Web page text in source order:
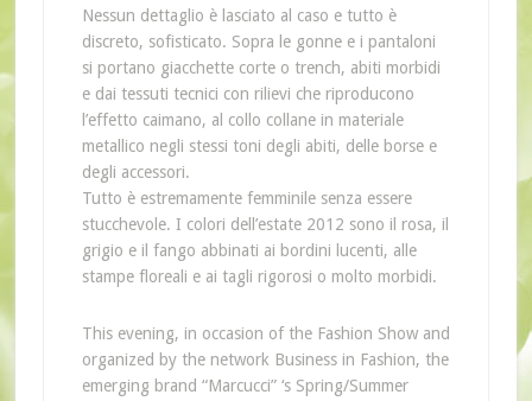
Nessun dettaglio è lasciato al caso e tutto è
discreto, sofisticato. Sopra le gonne e i pantaloni
si portano giacchette corte o trench, abiti morbidi
e dai tessuti tecnici con rilievi che riproducono
l’effetto caimano, al collo collane in materiale
metallico negli stessi toni degli abiti, delle borse e
degli accessori.
Tutto è estremamente femminile senza essere
stucchevole. I colori dell’estate 2012 sono il rosa, il
grigio e il fango abbinati ai bordini lucenti, alle
stampe floreali e ai tagli rigorosi o molto morbidi.
This evening, in occasion of the Fashion Show and
organized by the network Business in Fashion, the
emerging brand “Marcucci” ‘s Spring/Summer